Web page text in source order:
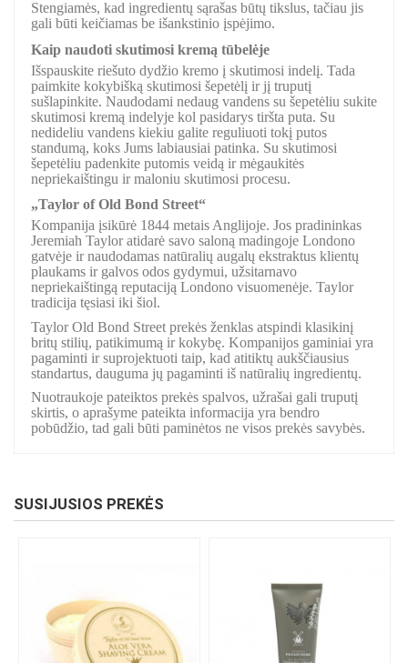
Stengiamės, kad ingredientų sąrašas būtų tikslus, tačiau jis
gali būti keičiamas be išankstinio įspėjimo.
Kaip naudoti skutimosi kremą tūbelėje
Išspauskite riešuto dydžio kremo į skutimosi indelį. Tada
paimkite kokybišką skutimosi šepetėlį ir jį truputį
sušlapinkite. Naudodami nedaug vandens su šepetėliu sukite
skutimosi kremą indelyje kol pasidarys tiršta puta. Su
nedideliu vandens kiekiu galite reguliuoti tokį putos
standumą, koks Jums labiausiai patinka. Su skutimosi
šepetėliu padenkite putomis veidą ir mėgaukitės
nepriekaištingu ir maloniu skutimosi procesu.
„Taylor of Old Bond Street“
Kompanija įsikūrė 1844 metais Anglijoje. Jos pradininkas
Jeremiah Taylor atidarė savo saloną madingoje Londono
gatvėje ir naudodamas natūralių augalų ekstraktus klientų
plaukams ir galvos odos gydymui, užsitarnavo
nepriekaištingą reputaciją Londono visuomenėje. Taylor
tradicija tęsiasi iki šiol.
Taylor Old Bond Street prekės ženklas atspindi klasikinį
britų stilių, patikimumą ir kokybę. Kompanijos gaminiai yra
pagaminti ir suprojektuoti taip, kad atitiktų aukščiausius
standartus, dauguma jų pagaminti iš natūralių ingredientų.
Nuotraukoje pateiktos prekės spalvos, užrašai gali truputį
skirtis, o aprašyme pateikta informacija yra bendro
pobūdžio, tad gali būti paminėtos ne visos prekės savybės.
SUSIJUSIOS PREKĖS